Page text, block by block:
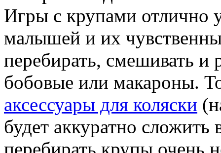
Игры с крупами отлично
малышей и их
перебирать, смешивать и
бобовые или макароны.
аксессуары для коляски
будет аккуратно
перебирать крупы очень